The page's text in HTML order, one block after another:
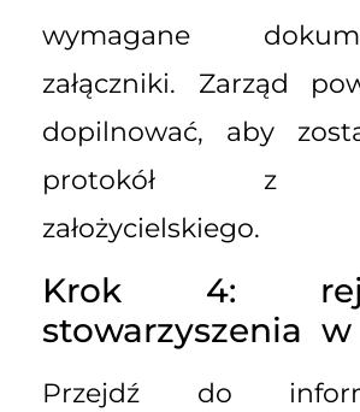
wymagane
załączniki. Zarząd
dopilnować, aby
protokół z
założycielskiego.
Krok 4:
stowarzyszenia w
Przejdź do